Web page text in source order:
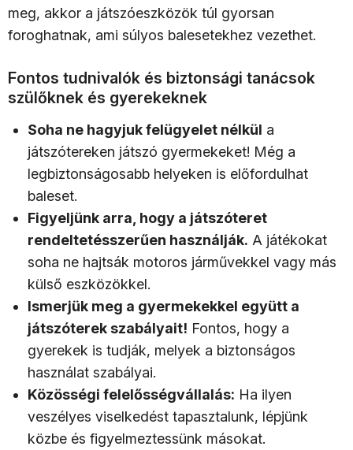
meg, akkor a játszóeszközök túl gyorsan
foroghatnak, ami súlyos balesetekhez vezethet.
Fontos tudnivalók és biztonsági tanácsok
szülőknek és gyerekeknek
Soha ne hagyjuk felügyelet nélkül a
játszótereken játszó gyermekeket! Még a
legbiztonságosabb helyeken is előfordulhat
baleset.
Figyeljünk arra, hogy a játszóteret
rendeltetésszerűen használják. A játékokat
soha ne hajtsák motoros járművekkel vagy más
külső eszközökkel.
Ismerjük meg a gyermekekkel együtt a
játszóterek szabályait! Fontos, hogy a
gyerekek is tudják, melyek a biztonságos
használat szabályai.
Közösségi felelősségvállalás: Ha ilyen
veszélyes viselkedést tapasztalunk, lépjünk
közbe és figyelmeztessünk másokat.